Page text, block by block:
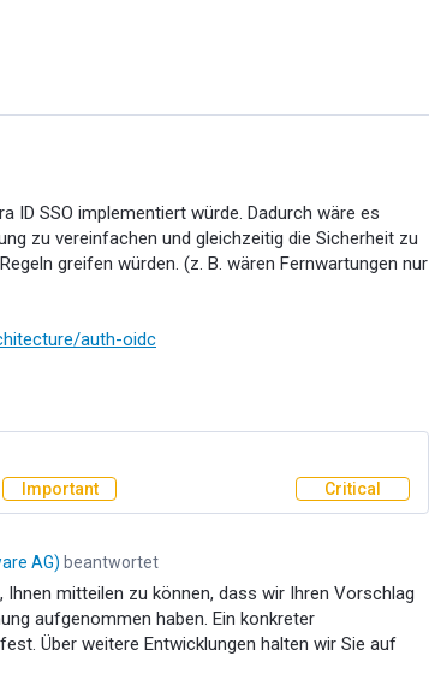
ID SSO implementiert würde. Dadurch wäre es
zu vereinfachen und gleichzeitig die Sicherheit zu
greifen würden. (z. B. wären Fernwartungen nur
auth-oidc
Important Critical
AG) beantwortet
mitteilen zu können, dass wir Ihren Vorschlag
aufgenommen haben. Ein konkreter
Über weitere Entwicklungen halten wir Sie auf